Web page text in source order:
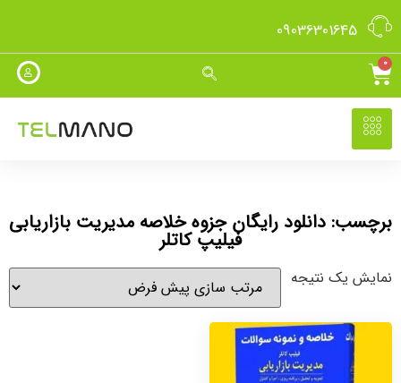
09036301645
0
برچسب: دانلود رایگان جزوه خلاصه مدیریت بازاریابی
فیلیپ کاتلر
نمایش یک نتیجه